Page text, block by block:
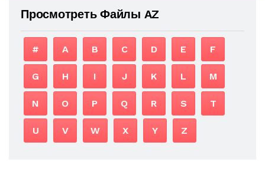
Просмотреть Файлы AZ
# A B C D E F
G H I J K L M
N O P Q R S T
U V W X Y Z